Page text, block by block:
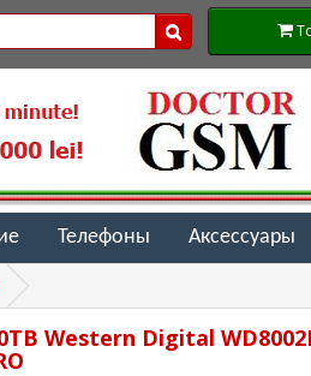
Телефоны Аксессуары
Western Digital